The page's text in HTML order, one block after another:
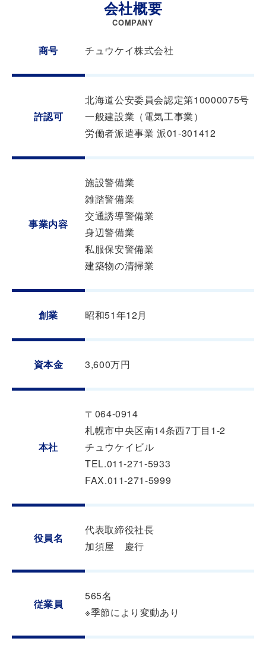
会社概要
COMPANY
商号 チュウケイ株式会社
許認可
北海道公安委員会認定第10000075号
一般建設業（電気工事業）
労働者派遣事業 派01-301412
事業内容
施設警備業
雑踏警備業
交通誘導警備業
身辺警備業
私服保安警備業
建築物の清掃業
創業 昭和51年12月
資本金 3,600万円
本社
〒064-0914
札幌市中央区南14条西7丁目1-2
チュウケイビル
TEL.011-271-5933
FAX.011-271-5999
役員名
代表取締役社長
加須屋 慶行
従業員
565名
※季節により変動あり